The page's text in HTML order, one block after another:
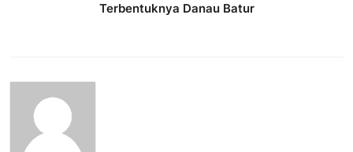
Terbentuknya Danau Batur